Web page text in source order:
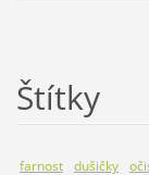
Štítky
farnost dušičky